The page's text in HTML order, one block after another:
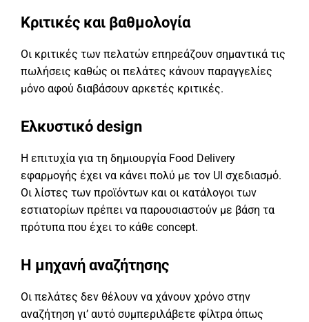
Κριτικές και βαθμολογία
Οι κριτικές των πελατών επηρεάζουν σημαντικά τις
πωλήσεις καθώς οι πελάτες κάνουν παραγγελίες
μόνο αφού διαβάσουν αρκετές κριτικές.
Ελκυστικό design
Η επιτυχία για τη δημιουργία Food Delivery
εφαρμογής έχει να κάνει πολύ με τον UI σχεδιασμό.
Οι λίστες των προϊόντων και οι κατάλογοι των
εστιατορίων πρέπει να παρουσιαστούν με βάση τα
πρότυπα που έχει το κάθε concept.
Η μηχανή αναζήτησης
Οι πελάτες δεν θέλουν να χάνουν χρόνο στην
αναζήτηση γι’ αυτό συμπεριλάβετε φίλτρα όπως